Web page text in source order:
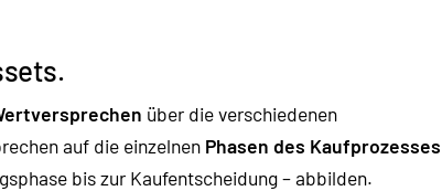
über die verschiedenen
auf die einzelnen Phasen des Kaufprozesses
bis zur Kaufentscheidung – abbilden.